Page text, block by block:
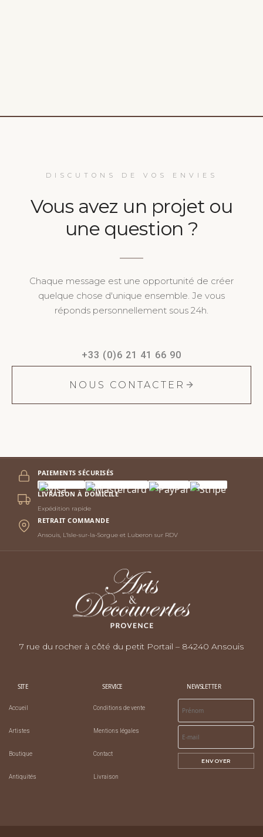
DISCUTONS DE VOS ENVIES
Vous avez un projet ou
une question ?
Chaque message est une opportunité de créer
quelque chose d'unique ensemble. Je vous
réponds personnellement sous 24h.
+33 (0)6 21 41 66 90
NOUS CONTACTER
PAIEMENTS SÉCURISÉS
LIVRAISON À DOMICILE
Expédition rapide
RETRAIT COMMANDE
Ansouis, L'Isle-sur-la-Sorgue et Luberon sur RDV
7 rue du rocher à côté du petit Portail – 84240 Ansouis
SITE
Accueil
Artistes
Boutique
Antiquités
SERVICE
Conditions de vente
Mentions légales
Contact
Livraison
NEWSLETTER
ENVOYER